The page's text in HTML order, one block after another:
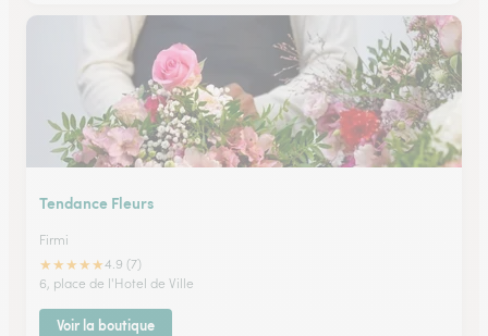
Tendance Fleurs
Firmi
★★★★★4.9 (7)
6, place de l'Hotel de Ville
Voir la boutique